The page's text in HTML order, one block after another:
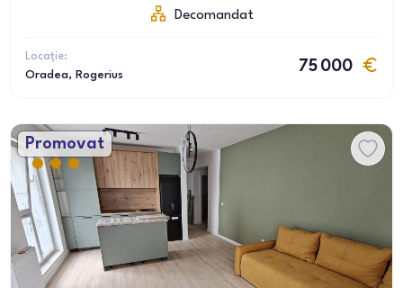
Decomandat
Locație:
Oradea, Rogerius
75 000
Promovat